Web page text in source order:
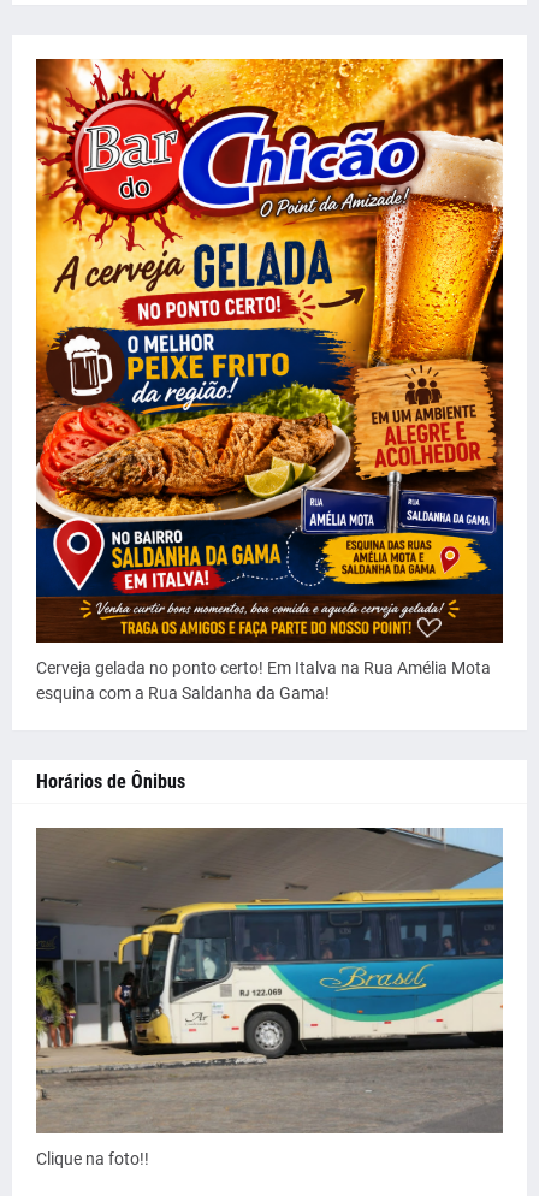
Cerveja gelada no ponto certo! Em Italva na Rua Amélia Mota
esquina com a Rua Saldanha da Gama!
Horários de Ônibus
Clique na foto!!